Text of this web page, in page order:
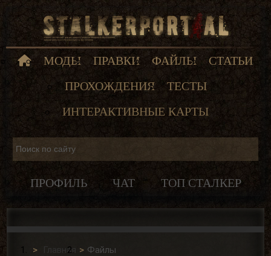
МОДЫ ПРАВКИ ФАЙЛЫ
СТАТЬИ
ПРОХОЖДЕНИЯ
ТЕСТЫ
ИНТЕРАКТИВНЫЕ КАРТЫ
ПРОФИЛЬ ЧАТ ТОП СТАЛКЕР
Главная Файлы